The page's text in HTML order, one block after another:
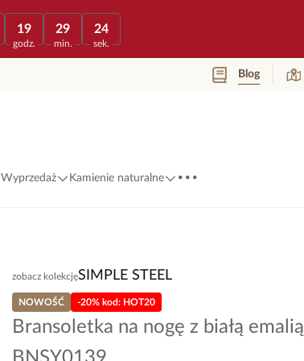
19
godz.
29
min.
24
sek.
Blog
Wyprzedaż Kamienie naturalne ...
zobacz kolekcjęSIMPLE STEEL
Bransoletka na nogę z białą emalią
NOWOŚĆ -20% kod: HOT20